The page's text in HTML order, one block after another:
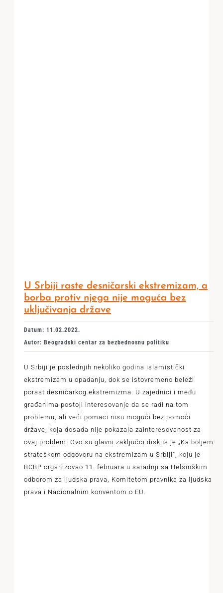
U Srbiji raste desničarski ekstremizam, a
borba protiv njega nije moguća bez
uključivanja države
Datum: 11.02.2022.
Autor: Beogradski centar za bezbednosnu politiku
U Srbiji je poslednjih nekoliko godina islamistički
ekstremizam u opadanju, dok se istovremeno beleži
porast desničarkog ekstremizma. U zajednici i među
građanima postoji interesovanje da se radi na tom
problemu, ali veći pomaci nisu mogući bez pomoći
države, koja dosada nije pokazala zainteresovanost za
ovaj problem. Ovo su glavni zaključci diskusije „Ka boljem
strateškom odgovoru na ekstremizam u Srbiji”, koju je
BCBP organizovao 11. februara u saradnji sa Helsinškim
odborom za ljudska prava, Komitetom pravnika za ljudska
prava i Nacionalnim konventom o EU.